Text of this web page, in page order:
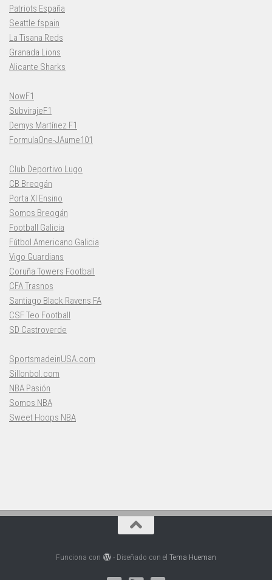
Patriots España
Seattle fspain
La Tisana Reds
Granada Lions
Alicante Sharks
NowF1
SubvirajeF1
Demys Martínez F1
FormulaOne-JAume101
Club Deportivo Lugo
CB Breogán
Porta XI Ensino
Somos Breogán
Football Galicia
Fútbol Americano Galicia
Vigo Guardians
Coruña Towers Football
CFA Trasnos
Santiago Black Ravens FA
CSF Teo Football
SD Castroverde
SportsmadeinUSA.com
Sillonbol.com
NBA Pasión
Somos NBA
Sweet Hoops NBA
Funciona con - Diseñado con el Tema Hueman